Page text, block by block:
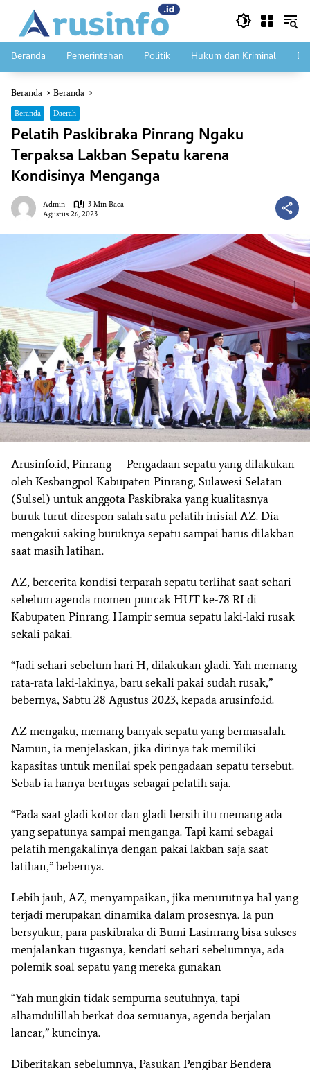
konten
Beranda Pemerintahan Politik Hukum dan Kriminal
Beranda Beranda
Beranda Daerah
Pelatih Paskibraka Pinrang Ngaku
Terpaksa Lakban Sepatu karena
Kondisinya Menganga
Admin
3 Min Baca
Agustus 26, 2023
Arusinfo.id, Pinrang —Pengadaan sepatu yang dilakukan
oleh Kesbangpol Kabupaten Pinrang, Sulawesi Selatan
(Sulsel) untuk anggota Paskibraka yang kualitasnya
buruk turut direspon salah satu pelatih inisial AZ. Dia
mengakui saking buruknya sepatu sampai harus dilakban
saat masih latihan.
AZ, bercerita kondisi terparah sepatu terlihat saat sehari
sebelum agenda momen puncak HUT ke-78 RI di
Kabupaten Pinrang. Hampir semua sepatu laki-laki rusak
sekali pakai.
“Jadi sehari sebelum hari H, dilakukan gladi. Yah memang
rata-rata laki-lakinya, baru sekali pakai sudah rusak,”
bebernya, Sabtu 28 Agustus 2023, kepada arusinfo.id.
AZ mengaku, memang banyak sepatu yang bermasalah.
Namun, ia menjelaskan, jika dirinya tak memiliki
kapasitas untuk menilai spek pengadaan sepatu tersebut.
Sebab ia hanya bertugas sebagai pelatih saja.
“Pada saat gladi kotor dan gladi bersih itu memang ada
yang sepatunya sampai menganga. Tapi kami sebagai
pelatih mengakalinya dengan pakai lakban saja saat
latihan,” bebernya.
Lebih jauh, AZ, menyampaikan, jika menurutnya hal yang
terjadi merupakan dinamika dalam prosesnya. Ia pun
bersyukur, para paskibraka di Bumi Lasinrang bisa sukses
menjalankan tugasnya, kendati sehari sebelumnya, ada
polemik soal sepatu yang mereka gunakan
“Yah mungkin tidak sempurna seutuhnya, tapi
alhamdulillah berkat doa semuanya, agenda berjalan
lancar,” kuncinya.
Diberitakan sebelumnya, Pasukan Pengibar Bendera